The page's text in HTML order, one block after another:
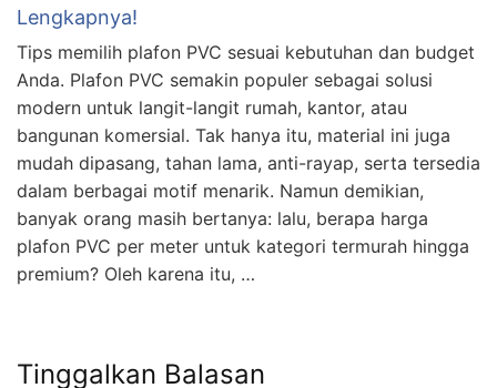
Lengkapnya!
Tips memilih plafon PVC sesuai kebutuhan dan budget
Anda. Plafon PVC semakin populer sebagai solusi
modern untuk langit-langit rumah, kantor, atau
bangunan komersial. Tak hanya itu, material ini juga
mudah dipasang, tahan lama, anti-rayap, serta tersedia
dalam berbagai motif menarik. Namun demikian,
banyak orang masih bertanya: lalu, berapa harga
plafon PVC per meter untuk kategori termurah hingga
premium? Oleh karena itu, …
Tinggalkan Balasan